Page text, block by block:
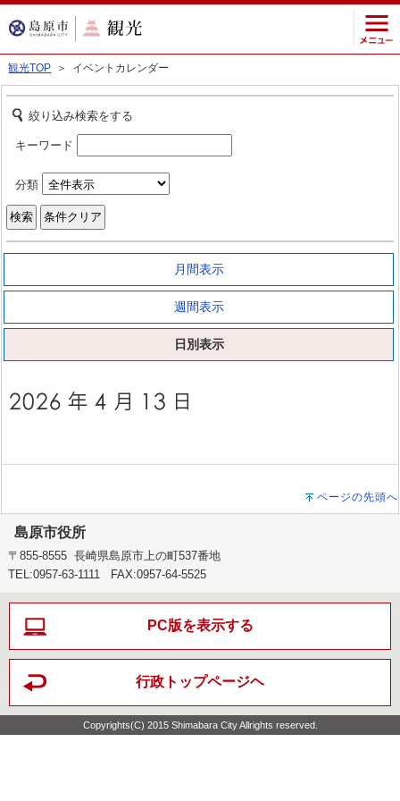
観光TOP ＞ イベントカレンダー
絞り込み検索をする
キーワード
分類
月間表示
週間表示
日別表示
ページの先頭へ
島原市役所
〒855-8555 長崎県島原市上の町537番地
TEL:0957-63-1111 FAX:0957-64-5525
PC版を表示する
行政トップページヘ
Copyrights(C) 2015 Shimabara City Allrights reserved.